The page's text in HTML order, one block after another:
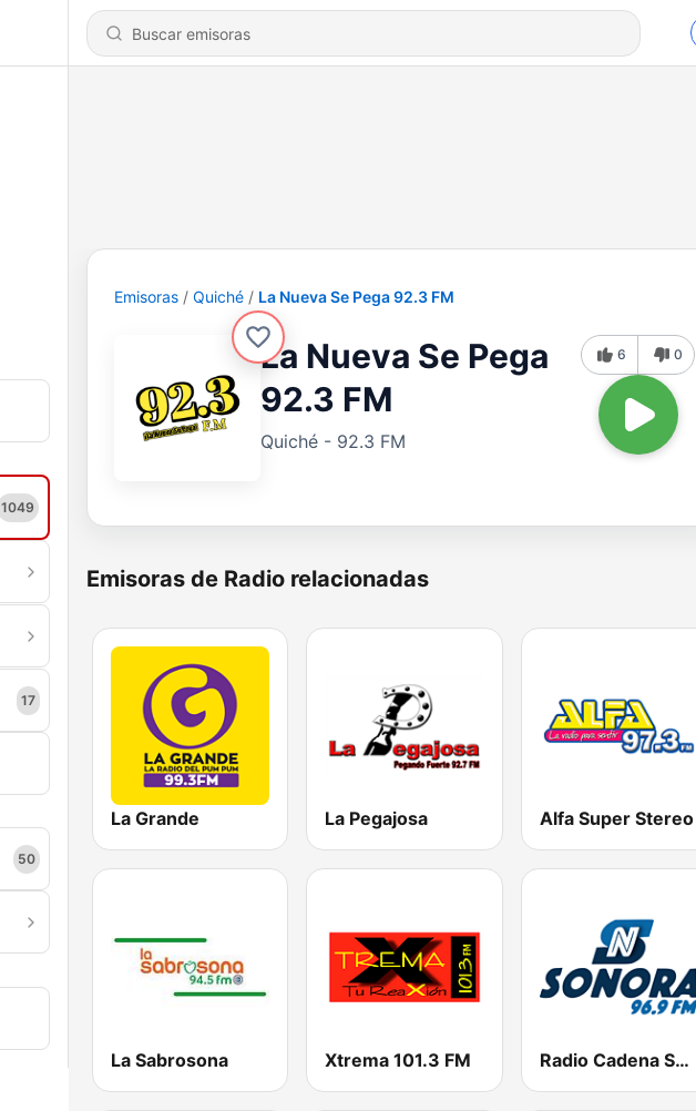
1049
17
50
Emisoras Quiché La Nueva Se Pega 92.3 FM
La Nueva Se Pega
92.3 FM
Quiché - 92.3 FM
6 0
Emisoras de Radio relacionadas
La Grande La Pegajosa Alfa Super Stereo
La Sabrosona Xtrema 101.3 FM Radio Cadena Sonora